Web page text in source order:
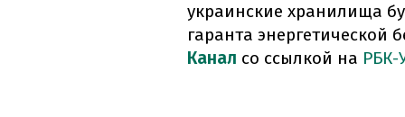
украинские хранилища
гаранта энергетической
Канал со ссылкой на РБК-